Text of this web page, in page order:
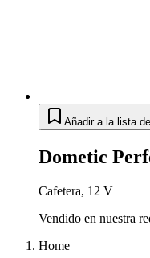
Añadir a la lista
Dometic
Cafetera, 12 V
Vendido en nuestra
Home